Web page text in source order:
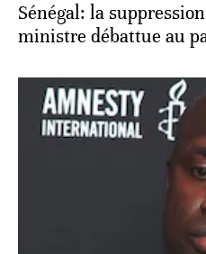
Sénégal: la
ministre débattue au